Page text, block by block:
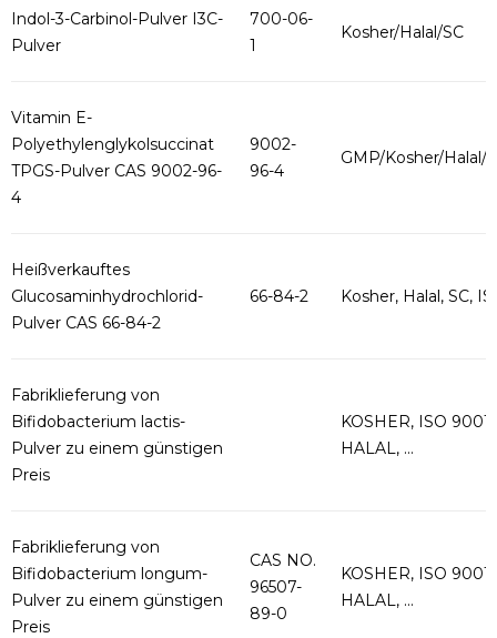
Indol-3-Carbinol-Pulver I3C-
Pulver
700-06-
1
Kosher/Halal/SC
Vitamin E-
Polyethylenglykolsuccinat
TPGS-Pulver CAS 9002-96-
4
9002-
96-4
GMP/Kosher/Halal/
Heißverkauftes
Glucosaminhydrochlorid-
Pulver CAS 66-84-2
66-84-2 Kosher, Halal, SC,
Fabriklieferung von
Bifidobacterium lactis-
Pulver zu einem günstigen
Preis
KOSHER, ISO 9001,
HALAL, ...
Fabriklieferung von
Bifidobacterium longum-
Pulver zu einem günstigen
Preis
CAS NO.
96507-
89-0
KOSHER, ISO 9001,
HALAL, ...